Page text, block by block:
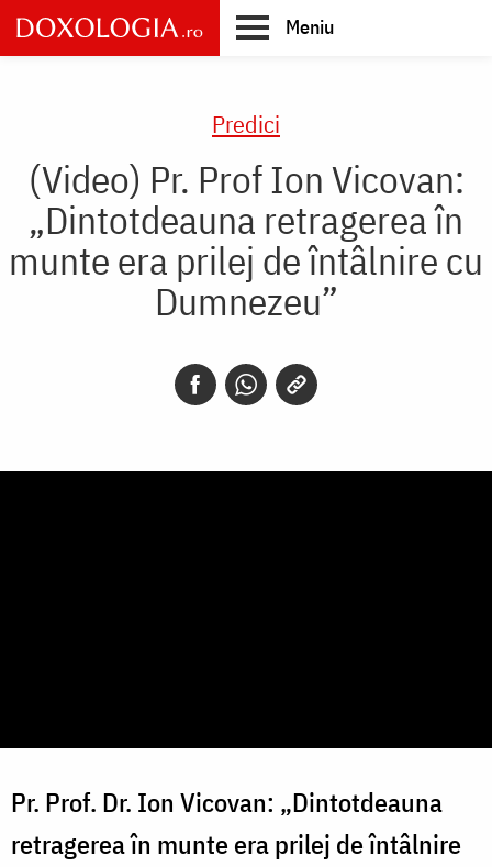
Skip
to
main
Meniu
Predici
(Video) Pr. Prof Ion Vicovan:
„Dintotdeauna retragerea în
munte era prilej de întâlnire cu
Dumnezeu”
Pr. Prof. Dr. Ion Vicovan: „Dintotdeauna
retragerea în munte era prilej de întâlnire